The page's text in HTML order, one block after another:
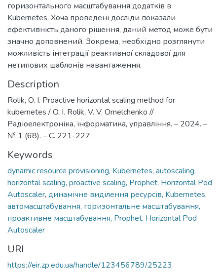
горизонтального масштабування додатків в
Kubernetes. Хоча проведені досліди показали
ефективність даного рішення, даний метод може бути
значно доповнений. Зокрема, необхідно розглянути
можливість інтеграції реактивної складової для
нетипових шаблонів навантаження.
Description
Rolik, O. I. Proactive horizontal scaling method for
kubernetes / O. I. Rolik, V. V. Omelchenko //
Радіоелектроніка, інформатика, управління. – 2024. –
№ 1 (68). – C. 221-227.
Keywords
dynamic resource provisioning, Kubernetes, autoscaling,
horizontal scaling, proactive scaling, Prophet, Horizontal Pod
Autoscaler, динамічне виділення ресурсів, Kubernetes,
автомасштабування, горизонтальне масштабування,
проактивне масштабування, Prophet, Horizontal Pod
Autoscaler
URI
https://eir.zp.edu.ua/handle/123456789/25223